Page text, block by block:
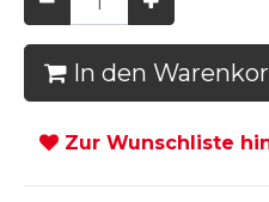
In den
Zur Wunschliste